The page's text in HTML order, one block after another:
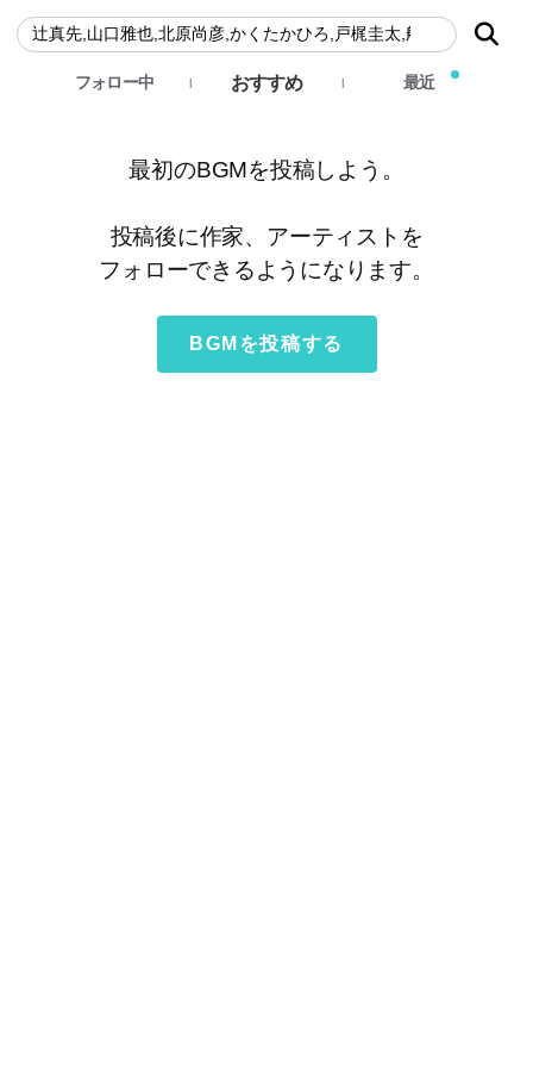
フォロー中 おすすめ 最近
最初のBGMを投稿しよう。
投稿後に作家、アーティストを
フォローできるようになります。
BGMを投稿する